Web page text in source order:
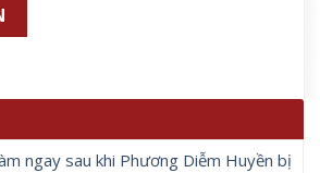
ngay sau khi Phương Diễm Huyền bị